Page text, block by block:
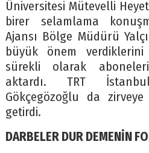
Üniversitesi Mütevelli
birer selamlama
Ajansı Bölge Müdürü
büyük önem
sürekli olarak
aktardı. TRT
Gökçegözoğlu da
getirdi.
DARBELER DUR DEMENİN